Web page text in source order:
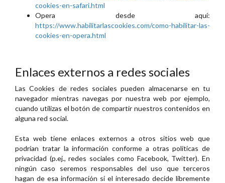
cookies-en-safari.html
Opera desde aquí:
https://www.habilitarlascookies.com/como-habilitar-las-
cookies-en-opera.html
Enlaces externos a redes sociales
Las Cookies de redes sociales pueden almacenarse en tu
navegador mientras navegas por nuestra web por ejemplo,
cuando utilizas el botón de compartir nuestros contenidos en
alguna red social.
Esta web tiene enlaces externos a otros sitios web que
podrían tratar la información conforme a otras políticas de
privacidad (p.ej., redes sociales como Facebook, Twitter). En
ningún caso seremos responsables del uso que terceros
hagan de esa información si el interesado decide libremente